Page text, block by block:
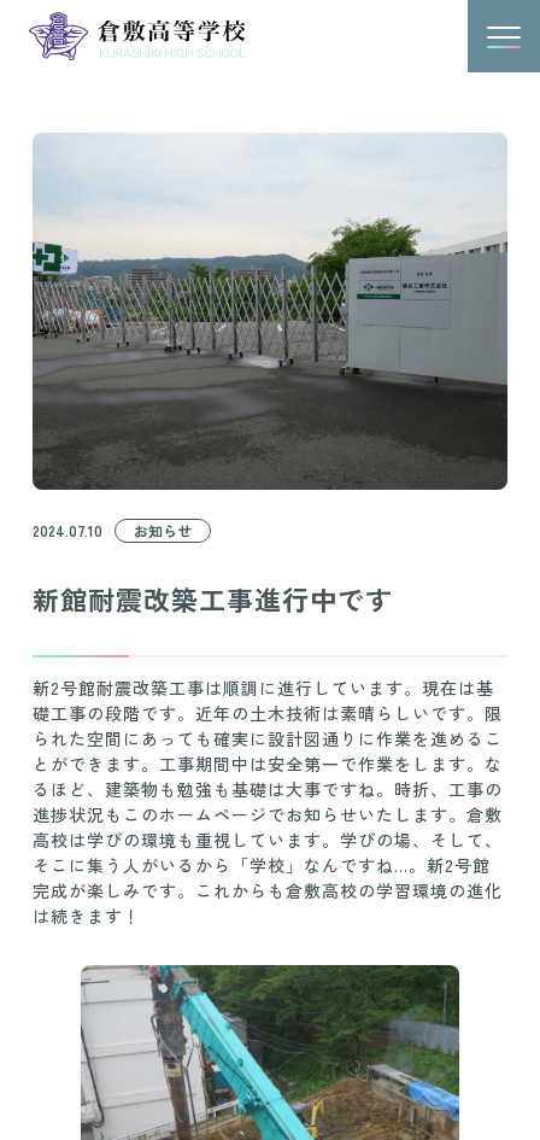
2024.07.10 お知らせ
新館耐震改築工事進行中です
新2号館耐震改築工事は順調に進行しています。現在は基
礎工事の段階です。近年の土木技術は素晴らしいです。限
られた空間にあっても確実に設計図通りに作業を進めるこ
とができます。工事期間中は安全第一で作業をします。な
るほど、建築物も勉強も基礎は大事ですね。時折、工事の
進捗状況もこのホームページでお知らせいたします。倉敷
高校は学びの環境も重視しています。学びの場、そして、
そこに集う人がいるから「学校」なんですね…。新2号館
完成が楽しみです。これからも倉敷高校の学習環境の進化
は続きます！